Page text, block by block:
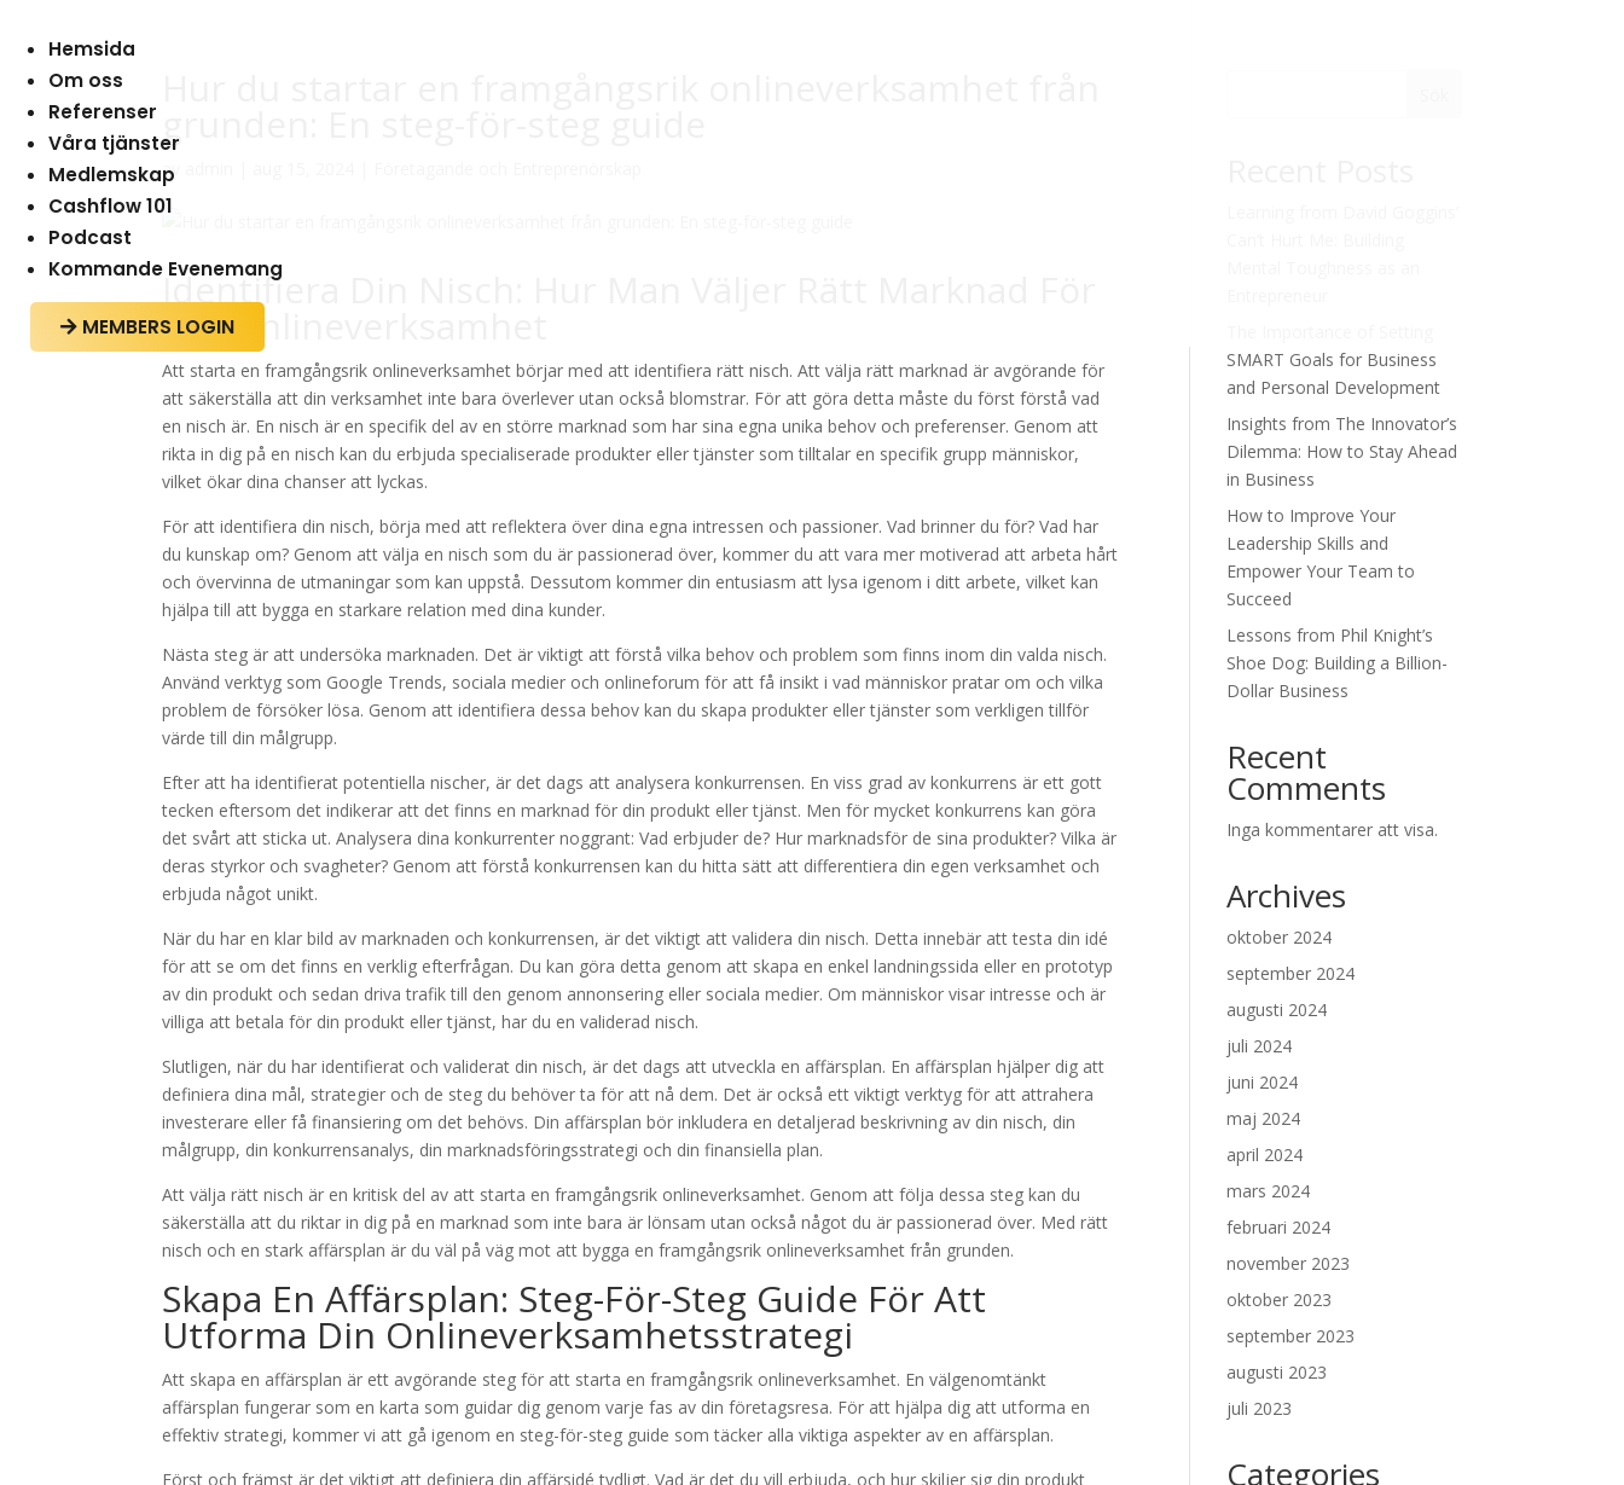
Hemsida
Om oss
Referenser
Våra tjänster
Medlemskap
Cashflow 101
Podcast
Kommande Evenemang
 MEMBERS LOGIN
av
Identifiera Din Nisch: Hur Man Väljer Rätt Marknad För
Din Onlineverksamhet
Att starta en framgångsrik onlineverksamhet börjar med att identifiera rätt nisch. Att välja rätt marknad är avgörande för
att säkerställa att din verksamhet inte bara överlever utan också blomstrar. För att göra detta måste du först förstå vad
en nisch är. En nisch är en specifik del av en större marknad som har sina egna unika behov och preferenser. Genom att
rikta in dig på en nisch kan du erbjuda specialiserade produkter eller tjänster som tilltalar en specifik grupp människor,
vilket ökar dina chanser att lyckas.
För att identifiera din nisch, börja med att reflektera över dina egna intressen och passioner. Vad brinner du för? Vad har
du kunskap om? Genom att välja en nisch som du är passionerad över, kommer du att vara mer motiverad att arbeta hårt
och övervinna de utmaningar som kan uppstå. Dessutom kommer din entusiasm att lysa igenom i ditt arbete, vilket kan
hjälpa till att bygga en starkare relation med dina kunder.
Nästa steg är att undersöka marknaden. Det är viktigt att förstå vilka behov och problem som finns inom din valda nisch.
Använd verktyg som Google Trends, sociala medier och onlineforum för att få insikt i vad människor pratar om och vilka
problem de försöker lösa. Genom att identifiera dessa behov kan du skapa produkter eller tjänster som verkligen tillför
värde till din målgrupp.
Efter att ha identifierat potentiella nischer, är det dags att analysera konkurrensen. En viss grad av konkurrens är ett gott
tecken eftersom det indikerar att det finns en marknad för din produkt eller tjänst. Men för mycket konkurrens kan göra
det svårt att sticka ut. Analysera dina konkurrenter noggrant: Vad erbjuder de? Hur marknadsför de sina produkter? Vilka är
deras styrkor och svagheter? Genom att förstå konkurrensen kan du hitta sätt att differentiera din egen verksamhet och
erbjuda något unikt.
När du har en klar bild av marknaden och konkurrensen, är det viktigt att validera din nisch. Detta innebär att testa din idé
för att se om det finns en verklig efterfrågan. Du kan göra detta genom att skapa en enkel landningssida eller en prototyp
av din produkt och sedan driva trafik till den genom annonsering eller sociala medier. Om människor visar intresse och är
villiga att betala för din produkt eller tjänst, har du en validerad nisch.
Slutligen, när du har identifierat och validerat din nisch, är det dags att utveckla en affärsplan. En affärsplan hjälper dig att
definiera dina mål, strategier och de steg du behöver ta för att nå dem. Det är också ett viktigt verktyg för att attrahera
investerare eller få finansiering om det behövs. Din affärsplan bör inkludera en detaljerad beskrivning av din nisch, din
målgrupp, din konkurrensanalys, din marknadsföringsstrategi och din finansiella plan.
Att välja rätt nisch är en kritisk del av att starta en framgångsrik onlineverksamhet. Genom att följa dessa steg kan du
säkerställa att du riktar in dig på en marknad som inte bara är lönsam utan också något du är passionerad över. Med rätt
nisch och en stark affärsplan är du väl på väg mot att bygga en framgångsrik onlineverksamhet från grunden.
Skapa En Affärsplan: Steg-För-Steg Guide För Att
Utforma Din Onlineverksamhetsstrategi
Att skapa en affärsplan är ett avgörande steg för att starta en framgångsrik onlineverksamhet. En välgenomtänkt
affärsplan fungerar som en karta som guidar dig genom varje fas av din företagsresa. För att hjälpa dig att utforma en
effektiv strategi, kommer vi att gå igenom en steg-för-steg guide som täcker alla viktiga aspekter av en affärsplan.
Först och främst är det viktigt att definiera din affärsidé tydligt. Vad är det du vill erbjuda, och hur skiljer sig din produkt
SMART Goals for Business
and Personal Development
Insights from The Innovator’s
Dilemma: How to Stay Ahead
in Business
How to Improve Your
Leadership Skills and
Empower Your Team to
Succeed
Lessons from Phil Knight’s
Shoe Dog: Building a Billion-
Dollar Business
Recent
Comments
Inga kommentarer att visa.
Archives
oktober 2024
september 2024
augusti 2024
juli 2024
juni 2024
maj 2024
april 2024
mars 2024
februari 2024
november 2023
oktober 2023
september 2023
augusti 2023
juli 2023
Categories